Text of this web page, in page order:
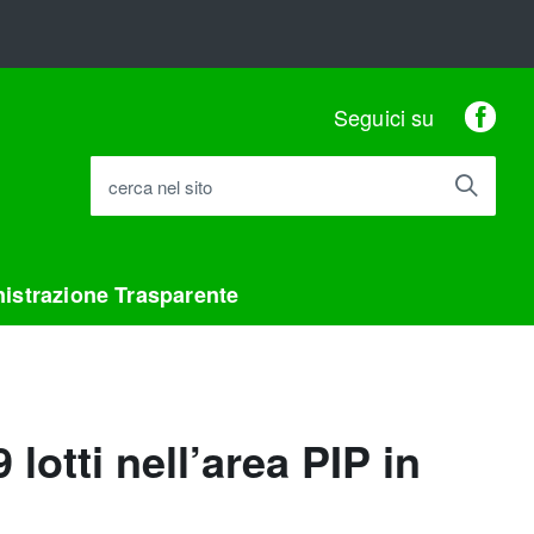
Seguici su
cerca nel sito
Trasparente
nell’area PIP in